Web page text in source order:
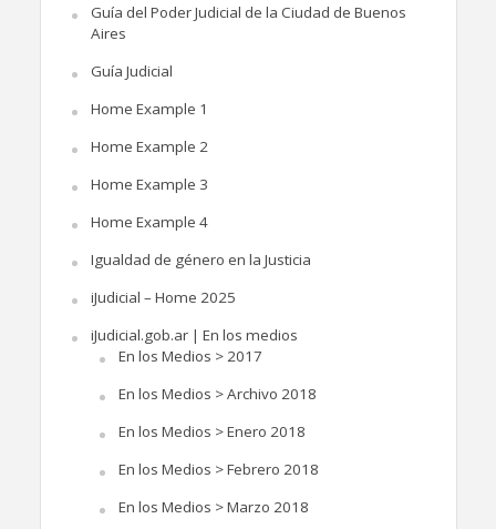
Guía del Poder Judicial de la Ciudad de Buenos
Aires
Guía Judicial
Home Example 1
Home Example 2
Home Example 3
Home Example 4
Igualdad de género en la Justicia
iJudicial – Home 2025
iJudicial.gob.ar | En los medios
En los Medios > 2017
En los Medios > Archivo 2018
En los Medios > Enero 2018
En los Medios > Febrero 2018
En los Medios > Marzo 2018